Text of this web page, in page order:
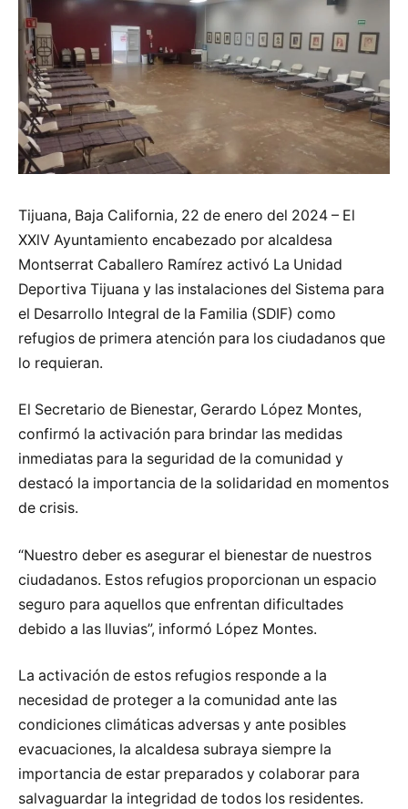
Tijuana, Baja California, 22 de enero del 2024 – El
XXlV Ayuntamiento encabezado por alcaldesa
Montserrat Caballero Ramírez activó La Unidad
Deportiva Tijuana y las instalaciones del Sistema para
el Desarrollo Integral de la Familia (SDIF) como
refugios de primera atención para los ciudadanos que
lo requieran.
El Secretario de Bienestar, Gerardo López Montes,
confirmó la activación para brindar las medidas
inmediatas para la seguridad de la comunidad y
destacó la importancia de la solidaridad en momentos
de crisis.
“Nuestro deber es asegurar el bienestar de nuestros
ciudadanos. Estos refugios proporcionan un espacio
seguro para aquellos que enfrentan dificultades
debido a las lluvias”, informó López Montes.
La activación de estos refugios responde a la
necesidad de proteger a la comunidad ante las
condiciones climáticas adversas y ante posibles
evacuaciones, la alcaldesa subraya siempre la
importancia de estar preparados y colaborar para
salvaguardar la integridad de todos los residentes.